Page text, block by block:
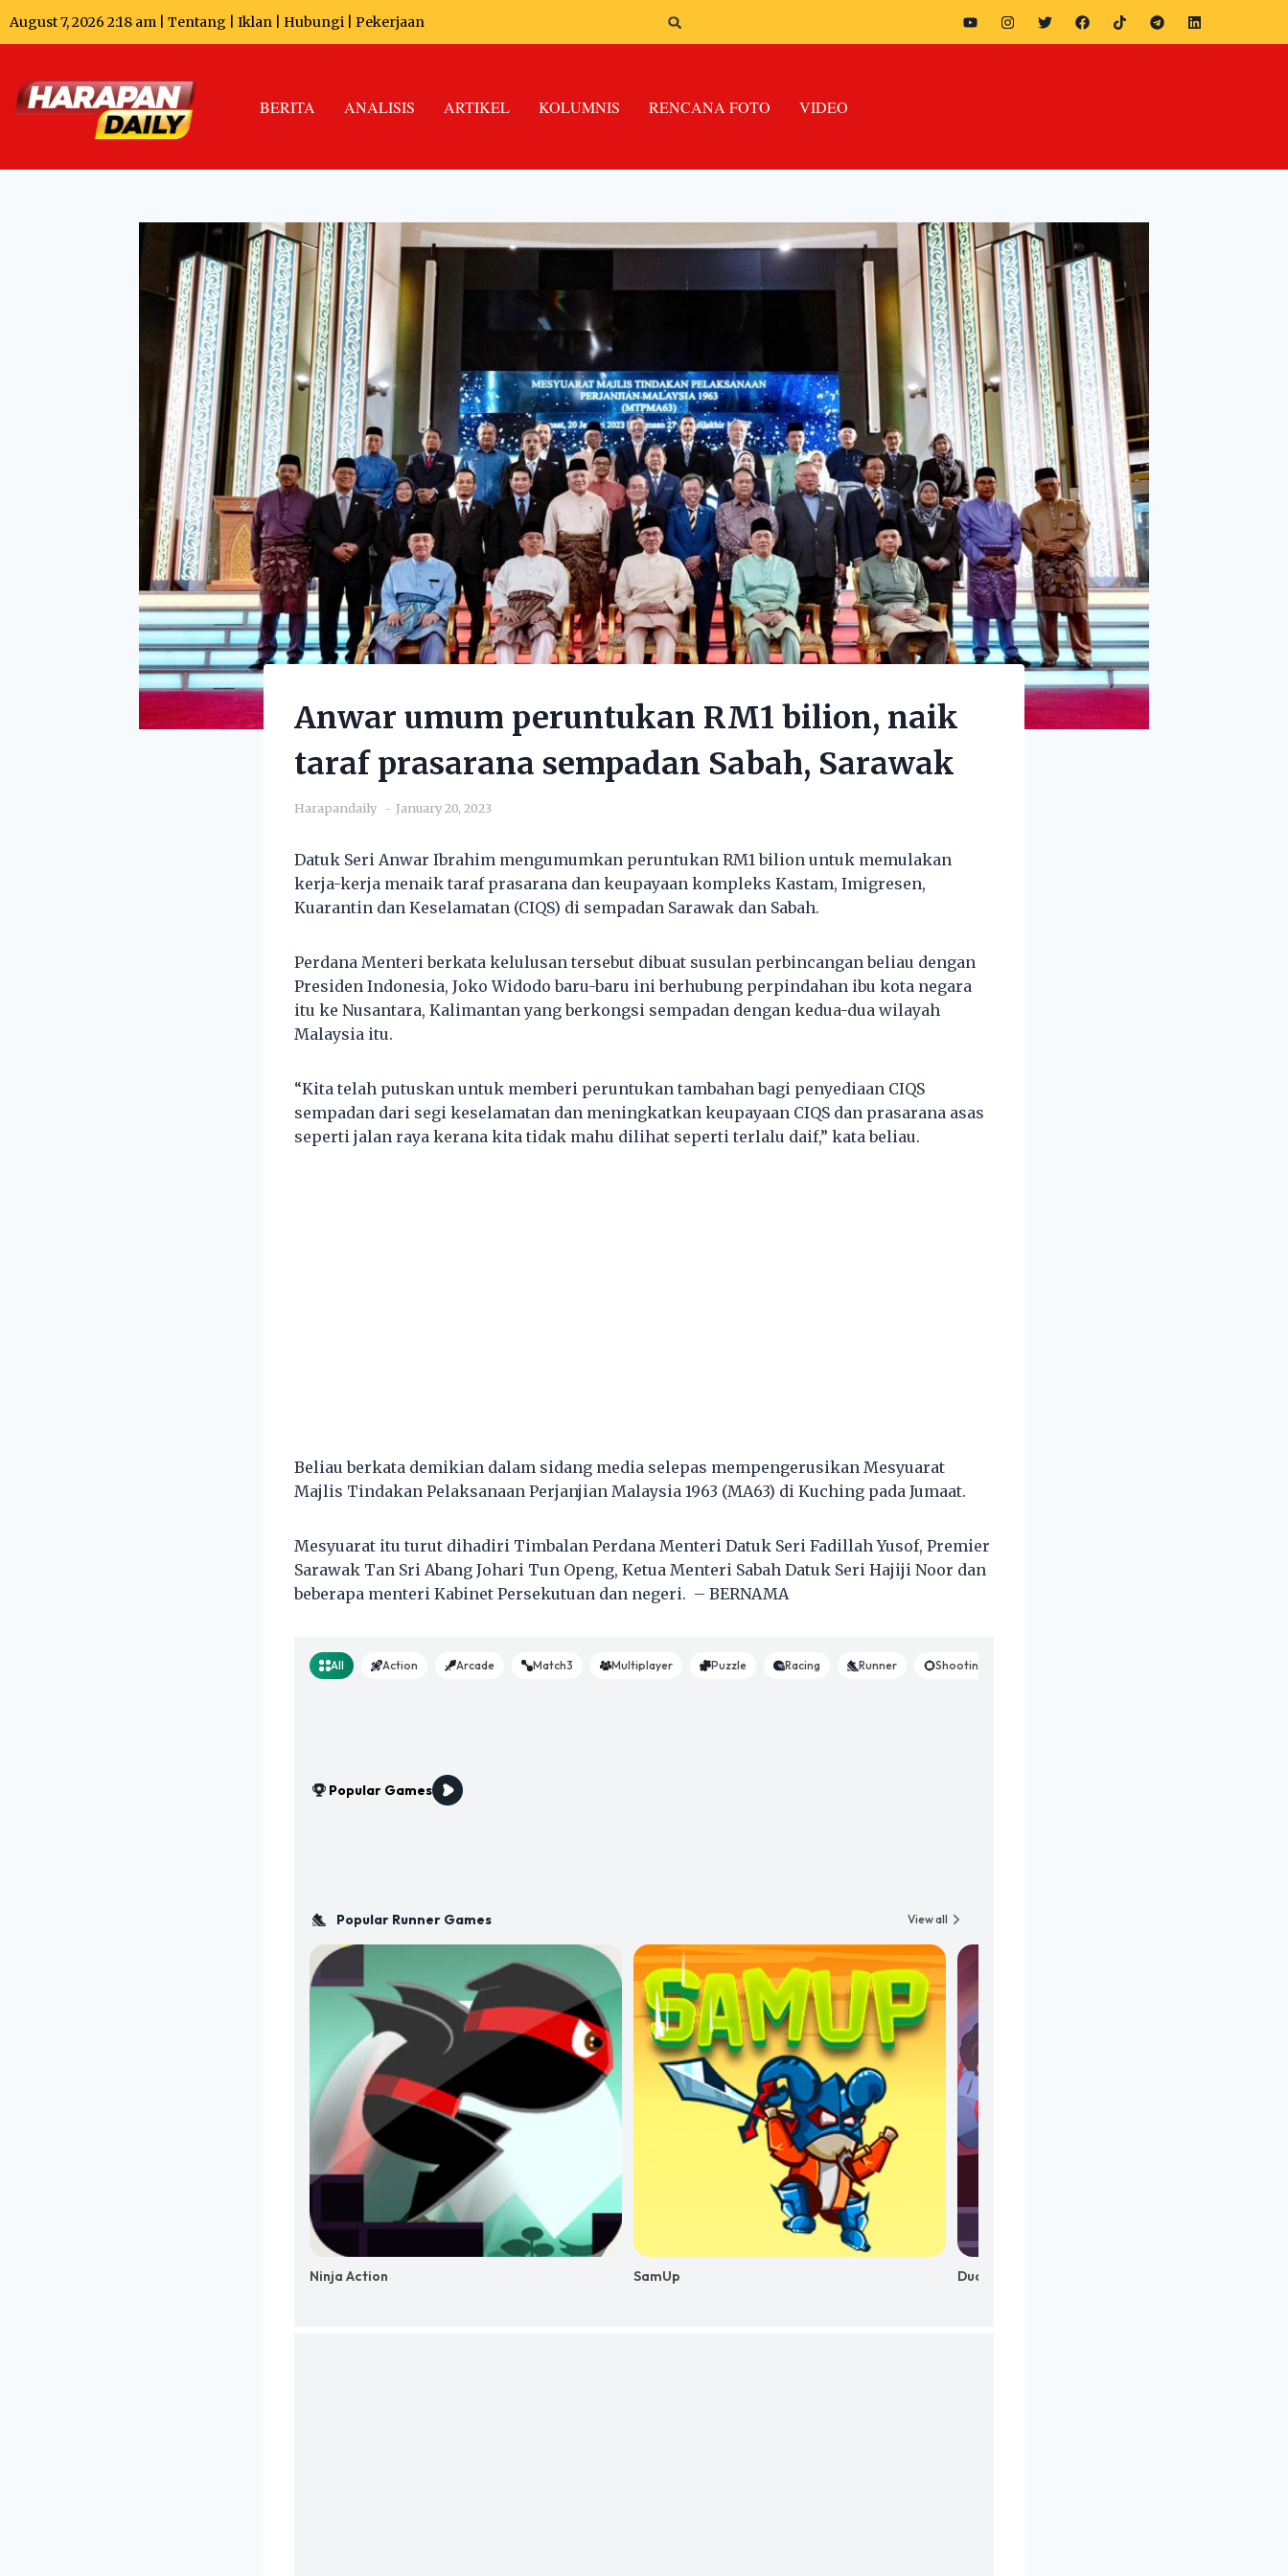
August 7, 2026 2:18 am | Tentang Iklan Hubungi Pekerjaan
BERITA ANALISIS ARTIKEL KOLUMNIS RENCANA FOTO VIDEO
Anwar umum peruntukan RM1 bilion, naik
taraf prasarana sempadan Sabah, Sarawak
Harapandaily January 20, 2023
Datuk Seri Anwar Ibrahim mengumumkan peruntukan RM1 bilion untuk memulakan
kerja-kerja menaik taraf prasarana dan keupayaan kompleks Kastam, Imigresen,
Kuarantin dan Keselamatan (CIQS) di sempadan Sarawak dan Sabah.
Perdana Menteri berkata kelulusan tersebut dibuat susulan perbincangan beliau dengan
Presiden Indonesia, Joko Widodo baru-baru ini berhubung perpindahan ibu kota negara
itu ke Nusantara, Kalimantan yang berkongsi sempadan dengan kedua-dua wilayah
Malaysia itu.
“Kita telah putuskan untuk memberi peruntukan tambahan bagi penyediaan CIQS
sempadan dari segi keselamatan dan meningkatkan keupayaan CIQS dan prasarana asas
seperti jalan raya kerana kita tidak mahu dilihat seperti terlalu daif,” kata beliau.
Beliau berkata demikian dalam sidang media selepas mempengerusikan Mesyuarat
Majlis Tindakan Pelaksanaan Perjanjian Malaysia 1963 (MA63) di Kuching pada Jumaat.
Mesyuarat itu turut dihadiri Timbalan Perdana Menteri Datuk Seri Fadillah Yusof, Premier
Sarawak Tan Sri Abang Johari Tun Openg, Ketua Menteri Sabah Datuk Seri Hajiji Noor dan
beberapa menteri Kabinet Persekutuan dan negeri. – BERNAMA